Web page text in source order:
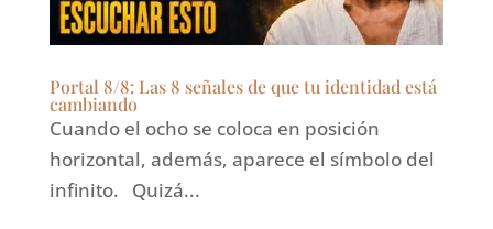
Portal 8/8: Las 8 señales de que tu identidad está
cambiando
Cuando el ocho se coloca en posición
horizontal, además, aparece el símbolo del
infinito. Quizá...